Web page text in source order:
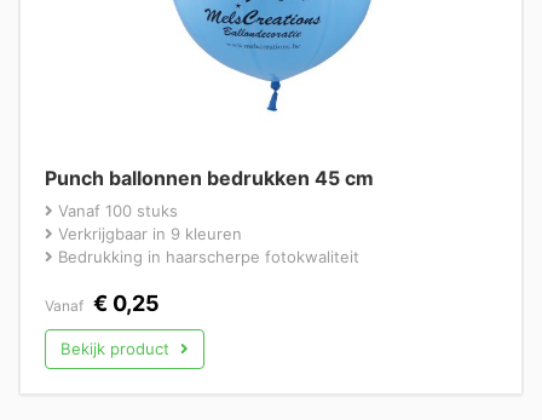
Punch ballonnen bedrukken 45 cm
Vanaf 100 stuks
Verkrijgbaar in 9 kleuren
Bedrukking in haarscherpe fotokwaliteit
Vanaf € 0,25
Bekijk product